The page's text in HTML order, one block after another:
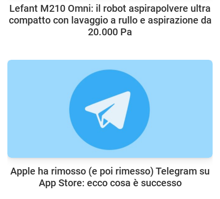
Lefant M210 Omni: il robot aspirapolvere ultra
compatto con lavaggio a rullo e aspirazione da
20.000 Pa
Apple ha rimosso (e poi rimesso) Telegram su
App Store: ecco cosa è successo